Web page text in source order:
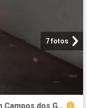
7 fotos
Casa / Sobrado para Locação em Campos dos Goytacazes/RJ Parque Imperial 2 Quartos